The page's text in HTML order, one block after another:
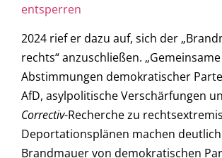
entsperren
2024 rief er dazu auf, sich der
rechts“ anzuschließen. „Gemeinsame
Abstimmungen demokratischer
AfD, asylpolitische Verschärfungen
Correctiv-Recherche zu
Deportationsplänen machen
Brandmauer von demokratischen